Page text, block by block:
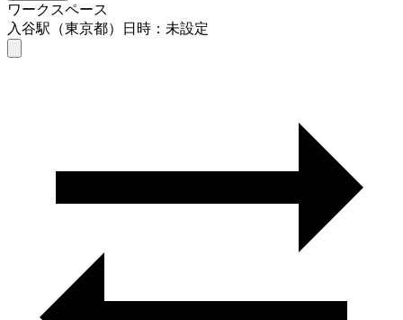
ワークスペース
入谷駅（東京都）
日時：未設定